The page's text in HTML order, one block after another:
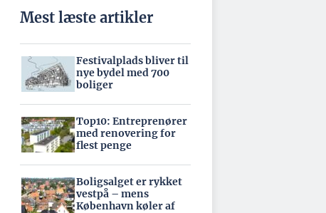
Mest læste artikler
Festivalplads bliver til
nye bydel med 700
boliger
Top10: Entreprenører
med renovering for
flest penge
Boligsalget er rykket
vestpå – mens
København køler af